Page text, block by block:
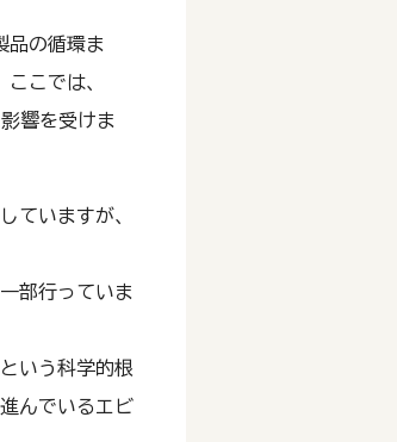
品の循環ま
こでは、
響を受けま
ていますが、
部行っていま
いう科学的根
んでいるエビ